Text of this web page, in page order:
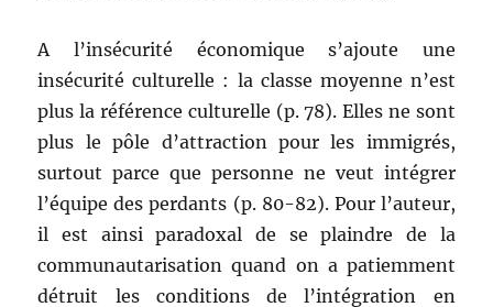
A l’insécurité économique s’ajoute une
insécurité culturelle : la classe moyenne n’est
plus la référence culturelle (p. 78). Elles ne sont
plus le pôle d’attraction pour les immigrés,
surtout parce que personne ne veut intégrer
l’équipe des perdants (p. 80-82). Pour l’auteur,
il est ainsi paradoxal de se plaindre de la
communautarisation quand on a patiemment
détruit les conditions de l’intégration en